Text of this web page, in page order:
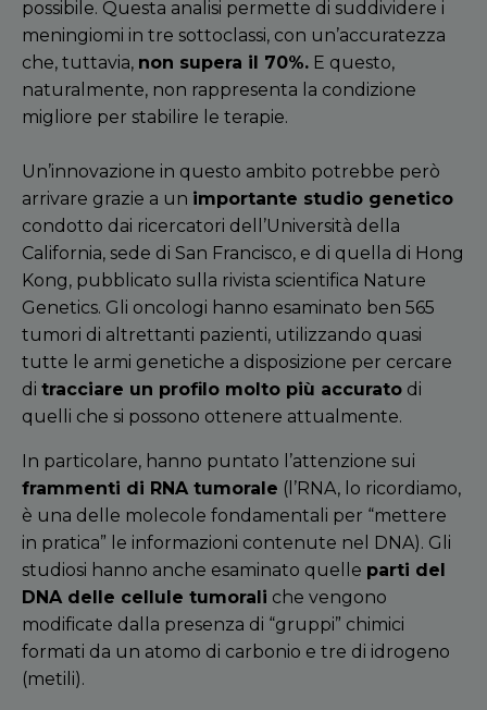
possibile. Questa analisi permette di suddividere i
meningiomi in tre sottoclassi, con un’accuratezza
che, tuttavia, non supera il 70%. E questo,
naturalmente, non rappresenta la condizione
migliore per stabilire le terapie.
Un’innovazione in questo ambito potrebbe però
arrivare grazie a un importante studio genetico
condotto dai ricercatori dell ’Università della
California, sede di San Francisco, e di quella di Hong
Kong, pubblicato sulla rivista scientifica Nature
Genetics. Gli oncologi hanno esaminato ben 565
tumori di altrettanti pazienti, utilizzando quasi
tutte le armi genetiche a disposizione per cercare
di tracciare un profilo molto più accurato di
quelli che si possono ottenere attualmente.
In particolare, hanno puntato l ’attenzione sui
frammenti di RNA tumorale (l ’RNA, lo ricordiamo,
è una delle molecole fondamentali per “mettere
in pratica” le informazioni contenute nel DNA). Gli
studiosi hanno anche esaminato quelle parti del
DNA delle cellule tumorali che vengono
modificate dalla presenza di “gruppi” chimici
formati da un atomo di carbonio e tre di idrogeno
(metili).